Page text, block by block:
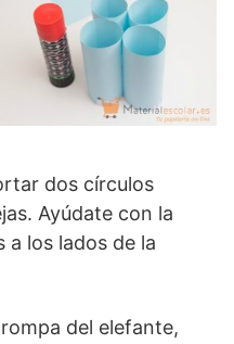
dos círculos
Ayúdate con la
a los lados de la
del elefante,